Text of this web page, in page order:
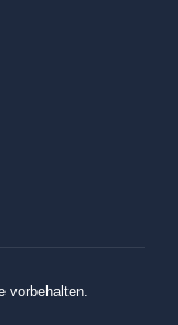
vorbehalten.